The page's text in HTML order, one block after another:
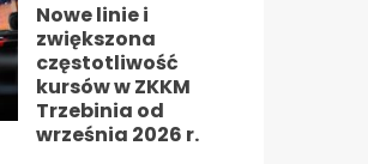
Nowe linie i
zwiększona
częstotliwość
kursów w ZKKM
Trzebinia od
września 2026 r.